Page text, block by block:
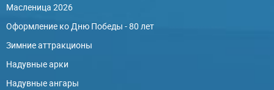
Масленица 2026
Оформление ко Дню Победы - 80 лет
Зимние аттракционы
Надувные арки
Надувные ангары